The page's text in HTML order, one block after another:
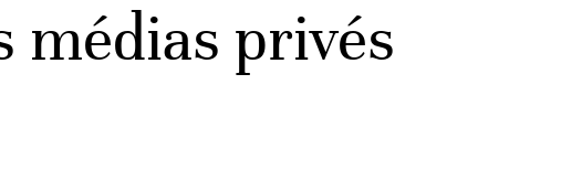
médias privés